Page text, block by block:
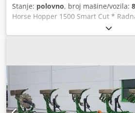
Stanje: polovno, broj mašine/vozila:
Horse Hopper 1500 Smart Cut *
Zapremina sakupljača 1.500 l *
* H60 krilasti noževi * Pomoćni
Kardansko vratilo sa slobodnim
o/min. * Pokazivač nivoa punjenja
----Interni broj vozila: 8427
Za pitanja u vezi vozila ili dodatne
jednostavno putem WhatsApp-a
Greške i međuprodaja su moguće.